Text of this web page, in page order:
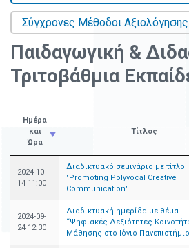
Σύγχρονες Μέθοδοι Αξιολόγησης
Παιδαγωγική &
Τριτοβάθμια
Ημέρα
και
Ώρα
Τίτλος
2024-10-
14 11:00
Διαδικτυακό σεμινάριο με τίτλο
"Promoting Polyvocal Creative
Communication"
2024-09-
24 12:30
Διαδικτυακή ημερίδα με θέμα
“Ψηφιακές Δεξιότητες
Μάθησης στο Ιόνιο